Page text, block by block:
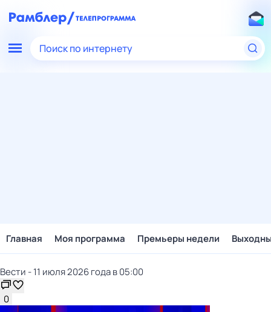
Поиск по интернету
Главная Моя программа Премьеры недели
Вести - 11 июля 2026 года в 05:00
0